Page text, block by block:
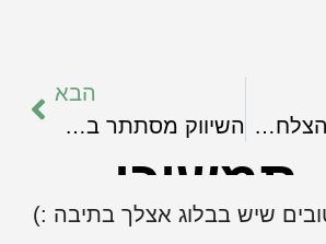
על תחרות, הצלחה ושיתופי פעולה
הבא
השיווק מסתתר בכל מקום
תמשיכי
שיש בבלוג אצלך בתיבה :)